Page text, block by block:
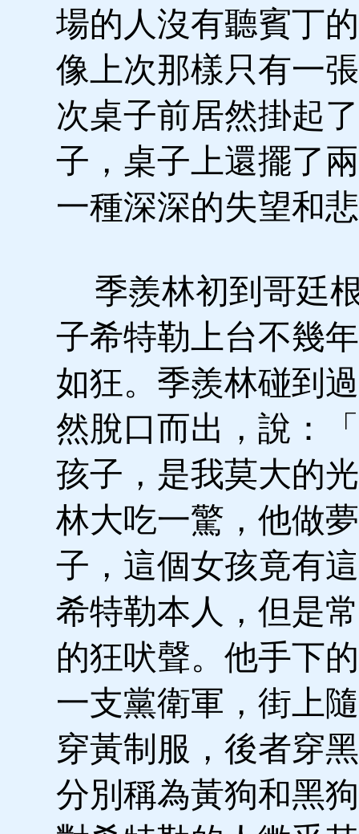
場的人沒有聽賓丁
像上次那樣只有一
次桌子前居然掛起
子，桌子上還擺了
一種深深的失望和
季羨林初到哥廷
子希特勒上台不幾
如狂。季羨林碰到
然脫口而出，說：
孩子，是我莫大的
林大吃一驚，他做
子，這個女孩竟有
希特勒本人，但是
的狂吠聲。他手下
一支黨衛軍，街上
穿黃制服，後者穿
分別稱為黃狗和黑